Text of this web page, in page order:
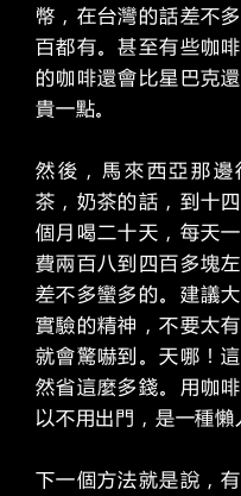
幣，在台灣的話差不
百都有。甚至有些咖
的咖啡還會比星巴克
貴一點。
然後，馬來西亞那邊
茶，奶茶的話，到十
個月喝二十天，每天
費兩百八到四百多塊
差不多蠻多的。建議
實驗的精神，不要太
就會驚嚇到。天哪！
然省這麼多錢。用咖
以不用出門，是一種懶
下一個方法就是說，